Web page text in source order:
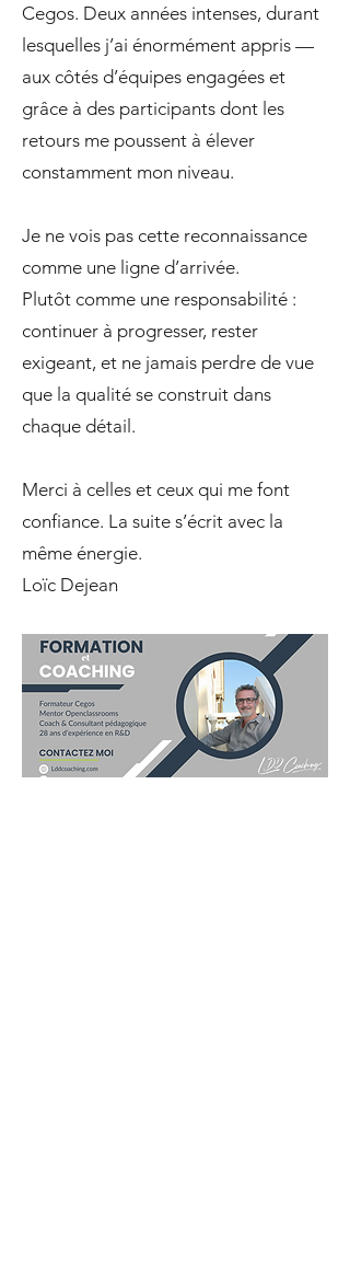
Cegos. Deux années intenses, durant
lesquelles j’ai énormément appris —
aux côtés d’équipes engagées et
grâce à des participants dont les
retours me poussent à élever
constamment mon niveau.
Je ne vois pas cette reconnaissance
comme une ligne d’arrivée.
Plutôt comme une responsabilité :
continuer à progresser, rester
exigeant, et ne jamais perdre de vue
que la qualité se construit dans
chaque détail.
Merci à celles et ceux qui me font
confiance. La suite s’écrit avec la
même énergie.
Loïc Dejean